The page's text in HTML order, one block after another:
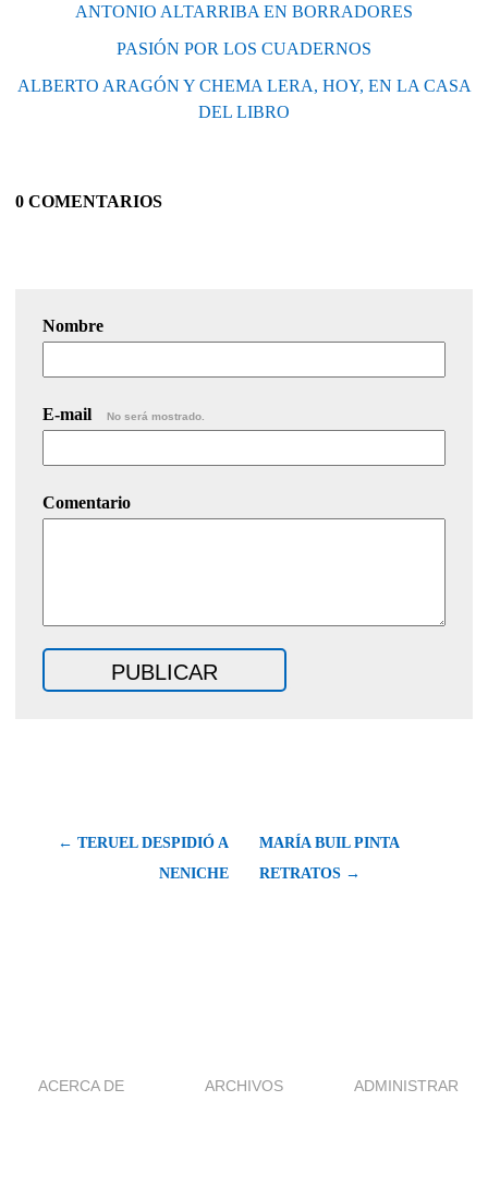
ANTONIO ALTARRIBA EN BORRADORES
PASIÓN POR LOS CUADERNOS
ALBERTO ARAGÓN Y CHEMA LERA, HOY, EN LA CASA
DEL LIBRO
0 COMENTARIOS
Nombre
E-mail No será mostrado.
Comentario
← TERUEL DESPIDIÓ A
NENICHE
MARÍA BUIL PINTA
RETRATOS →
ACERCA DE ARCHIVOS ADMINISTRAR